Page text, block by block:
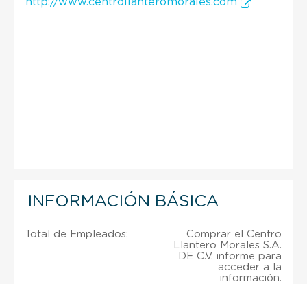
INFORMACIÓN BÁSICA
Total de Empleados:
Comprar el Centro
Llantero Morales S.A.
DE C.V. informe para
acceder a la
información.